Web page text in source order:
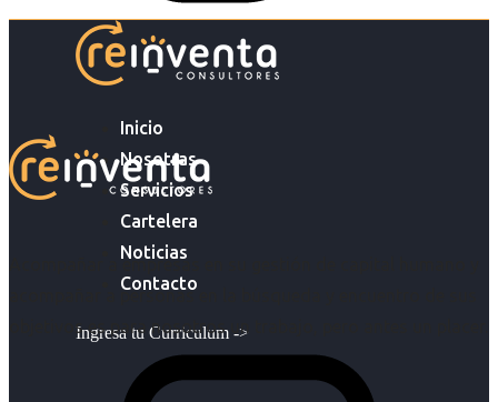
Inicio
Nosotras
Servicios
Cartelera
Noticias
Contacto
Ingresa tu Curriculum ->
Acompañar a empresas en su gestión de capital humano y
acompañar a personas en la búsqueda y encuentro de sus
objetivos es para nosotros un trabajo, pero antes un placer.